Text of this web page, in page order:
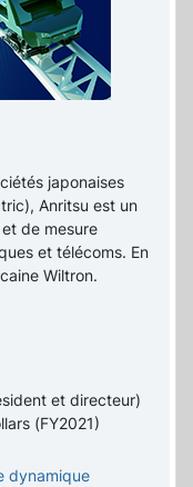
japonaises
Anritsu est un
de mesure
et télécoms. En
Wiltron.
et directeur)
(FY2021)
dynamique